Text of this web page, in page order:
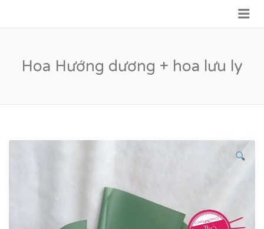
Hoa Hướng dương + hoa lưu ly